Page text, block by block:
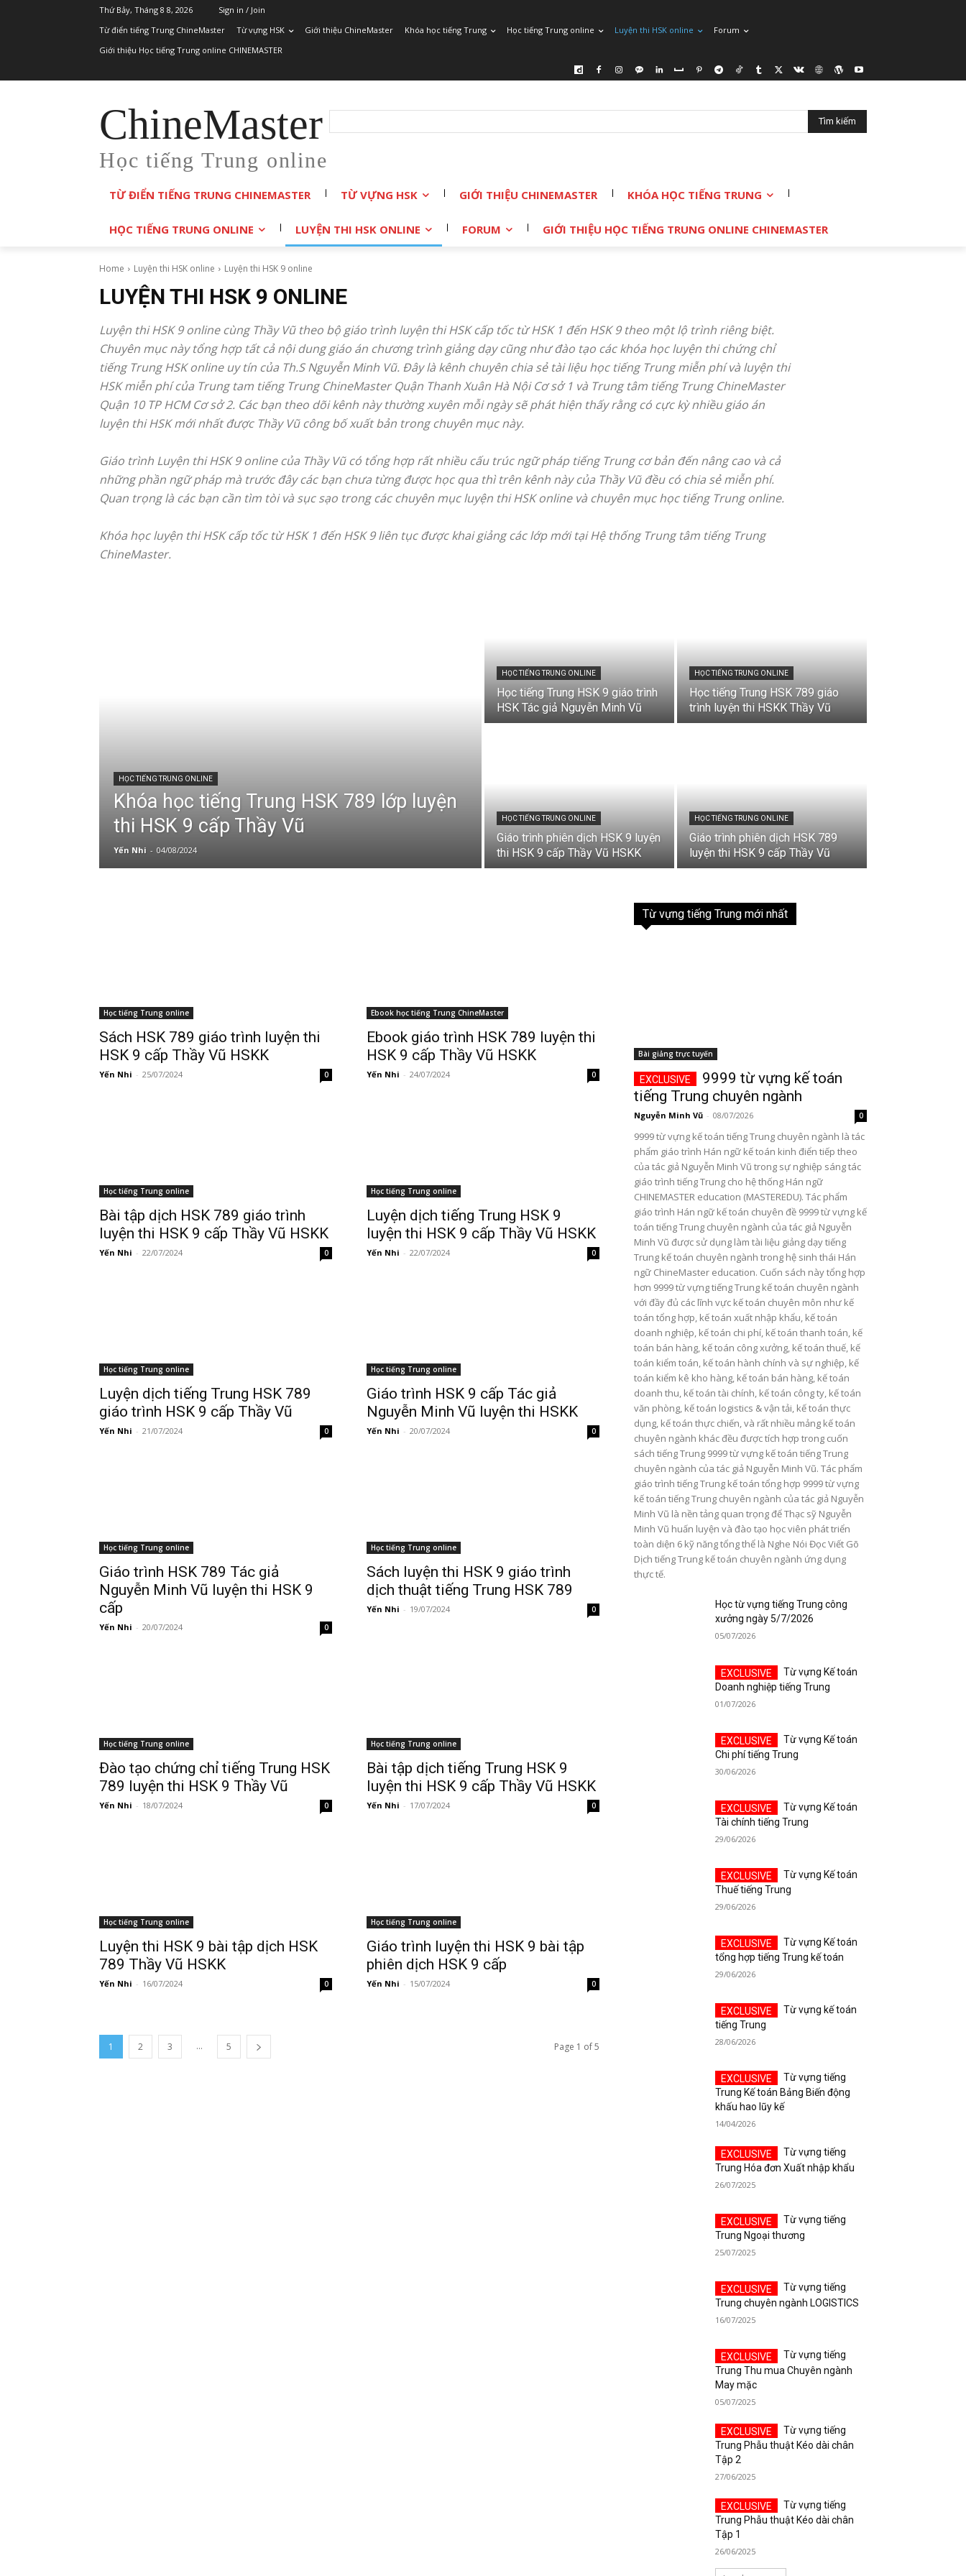
Thứ Bảy, Tháng 8 8, 2026
Sign in / Join
Từ điển tiếng Trung ChineMaster
Từ vựng HSK Giới thiệu ChineMaster Khóa học tiếng Trung Học tiếng Trung online Luyện thi HSK online
Forum
Giới thiệu Học tiếng Trung online CHINEMASTER
ChineMaster
Học tiếng Trung online
Tìm kiếm
TỪ ĐIỂN TIẾNG TRUNG CHINEMASTER TỪ VỰNG HSK GIỚI THIỆU CHINEMASTER KHÓA HỌC TIẾNG TRUNG
HỌC TIẾNG TRUNG ONLINE LUYỆN THI HSK ONLINE FORUM GIỚI THIỆU HỌC TIẾNG TRUNG ONLINE CHINEMASTER
Home Luyện thi HSK online Luyện thi HSK 9 online
LUYỆN THI HSK 9 ONLINE
Luyện thi HSK 9 online cùng Thầy Vũ theo bộ giáo trình luyện thi HSK cấp tốc từ HSK 1 đến HSK 9 theo một lộ trình riêng biệt.
Chuyên mục này tổng hợp tất cả nội dung giáo án chương trình giảng dạy cũng như đào tạo các khóa học luyện thi chứng chỉ
tiếng Trung HSK online uy tín của Th.S Nguyễn Minh Vũ. Đây là kênh chuyên chia sẻ tài liệu học tiếng Trung miễn phí và luyện thi
HSK miễn phí của Trung tam tiếng Trung ChineMaster Quận Thanh Xuân Hà Nội Cơ sở 1 và Trung tâm tiếng Trung ChineMaster
Quận 10 TP HCM Cơ sở 2. Các bạn theo dõi kênh này thường xuyên mỗi ngày sẽ phát hiện thấy rằng có cực kỳ nhiều giáo án
luyện thi HSK mới nhất được Thầy Vũ công bố xuất bản trong chuyên mục này.
Giáo trình Luyện thi HSK 9 online của Thầy Vũ có tổng hợp rất nhiều cấu trúc ngữ pháp tiếng Trung cơ bản đến nâng cao và cả
những phần ngữ pháp mà trước đây các bạn chưa từng được học qua thì trên kênh này của Thầy Vũ đều có chia sẻ miễn phí.
Quan trọng là các bạn cần tìm tòi và sục sạo trong các chuyên mục luyện thi HSK online và chuyên mục học tiếng Trung online.
Khóa học luyện thi HSK cấp tốc từ HSK 1 đến HSK 9 liên tục được khai giảng các lớp mới tại Hệ thống Trung tâm tiếng Trung
ChineMaster.
HỌC TIẾNG TRUNG ONLINE
Khóa học tiếng Trung HSK 789 lớp luyện
thi HSK 9 cấp Thầy Vũ
Yến Nhi - 04/08/2024
HỌC TIẾNG TRUNG ONLINE
Học tiếng Trung HSK 9 giáo trình
HSK Tác giả Nguyễn Minh Vũ
HỌC TIẾNG TRUNG ONLINE
Học tiếng Trung HSK 789 giáo
trình luyện thi HSKK Thầy Vũ
HỌC TIẾNG TRUNG ONLINE
Giáo trình phiên dịch HSK 9 luyện
thi HSK 9 cấp Thầy Vũ HSKK
HỌC TIẾNG TRUNG ONLINE
Giáo trình phiên dịch HSK 789
luyện thi HSK 9 cấp Thầy Vũ
Học tiếng Trung online
Sách HSK 789 giáo trình luyện thi
HSK 9 cấp Thầy Vũ HSKK
Yến Nhi - 25/07/2024 0
Ebook học tiếng Trung ChineMaster
Ebook giáo trình HSK 789 luyện thi
HSK 9 cấp Thầy Vũ HSKK
Yến Nhi - 24/07/2024 0
Học tiếng Trung online
Bài tập dịch HSK 789 giáo trình
luyện thi HSK 9 cấp Thầy Vũ HSKK
Yến Nhi - 22/07/2024 0
Học tiếng Trung online
Luyện dịch tiếng Trung HSK 9
luyện thi HSK 9 cấp Thầy Vũ HSKK
Yến Nhi - 22/07/2024 0
Học tiếng Trung online
Luyện dịch tiếng Trung HSK 789
giáo trình HSK 9 cấp Thầy Vũ
Yến Nhi - 21/07/2024 0
Học tiếng Trung online
Giáo trình HSK 9 cấp Tác giả
Nguyễn Minh Vũ luyện thi HSKK
Yến Nhi - 20/07/2024 0
Học tiếng Trung online
Giáo trình HSK 789 Tác giả
Nguyễn Minh Vũ luyện thi HSK 9
cấp
Yến Nhi - 20/07/2024 0
Học tiếng Trung online
Sách luyện thi HSK 9 giáo trình
dịch thuật tiếng Trung HSK 789
Yến Nhi - 19/07/2024 0
Học tiếng Trung online
Đào tạo chứng chỉ tiếng Trung HSK
789 luyện thi HSK 9 Thầy Vũ
Yến Nhi - 18/07/2024 0
Học tiếng Trung online
Bài tập dịch tiếng Trung HSK 9
luyện thi HSK 9 cấp Thầy Vũ HSKK
Yến Nhi - 17/07/2024 0
Học tiếng Trung online
Luyện thi HSK 9 bài tập dịch HSK
789 Thầy Vũ HSKK
Yến Nhi - 16/07/2024 0
Học tiếng Trung online
Giáo trình luyện thi HSK 9 bài tập
phiên dịch HSK 9 cấp
Yến Nhi - 15/07/2024 0
1 2 3 ... 5 Page 1 of 5
Từ vựng tiếng Trung mới nhất
Bài giảng trực tuyến
9999 từ vựng kế toán
tiếng Trung chuyên ngành
Nguyễn Minh Vũ - 08/07/2026 0
9999 từ vựng kế toán tiếng Trung chuyên ngành là tác
phẩm giáo trình Hán ngữ kế toán kinh điển tiếp theo
của tác giả Nguyễn Minh Vũ trong sự nghiệp sáng tác
giáo trình tiếng Trung cho hệ thống Hán ngữ
CHINEMASTER education (MASTEREDU). Tác phẩm
giáo trình Hán ngữ kế toán chuyên đề 9999 từ vựng kế
toán tiếng Trung chuyên ngành của tác giả Nguyễn
Minh Vũ được sử dụng làm tài liệu giảng dạy tiếng
Trung kế toán chuyên ngành trong hệ sinh thái Hán
ngữ ChineMaster education. Cuốn sách này tổng hợp
hơn 9999 từ vựng tiếng Trung kế toán chuyên ngành
với đầy đủ các lĩnh vực kế toán chuyên môn như kế
toán tổng hợp, kế toán xuất nhập khẩu, kế toán
doanh nghiệp, kế toán chi phí, kế toán thanh toán, kế
toán bán hàng, kế toán công xưởng, kế toán thuế, kế
toán kiểm toán, kế toán hành chính và sự nghiệp, kế
toán kiểm kê kho hàng, kế toán bán hàng, kế toán
doanh thu, kế toán tài chính, kế toán công ty, kế toán
văn phòng, kế toán logistics & vận tải, kế toán thực
dụng, kế toán thực chiến, và rất nhiều mảng kế toán
chuyên ngành khác đều được tích hợp trong cuốn
sách tiếng Trung 9999 từ vựng kế toán tiếng Trung
chuyên ngành của tác giả Nguyễn Minh Vũ. Tác phẩm
giáo trình tiếng Trung kế toán tổng hợp 9999 từ vựng
kế toán tiếng Trung chuyên ngành của tác giả Nguyễn
Minh Vũ là nền tảng quan trọng để Thạc sỹ Nguyễn
Minh Vũ huấn luyện và đào tạo học viên phát triển
toàn diện 6 kỹ năng tổng thể là Nghe Nói Đọc Viết Gõ
Dịch tiếng Trung kế toán chuyên ngành ứng dụng
thực tế.
Học từ vựng tiếng Trung công
xưởng ngày 5/7/2026
05/07/2026
Từ vựng Kế toán
Doanh nghiệp tiếng Trung
01/07/2026
Từ vựng Kế toán
Chi phí tiếng Trung
30/06/2026
Từ vựng Kế toán
Tài chính tiếng Trung
29/06/2026
Từ vựng Kế toán
Thuế tiếng Trung
29/06/2026
Từ vựng Kế toán
tổng hợp tiếng Trung kế toán
29/06/2026
Từ vựng kế toán
tiếng Trung
28/06/2026
Từ vựng tiếng
Trung Kế toán Bảng Biến động
khấu hao lũy kế
14/04/2026
Từ vựng tiếng
Trung Hóa đơn Xuất nhập khẩu
26/07/2025
Từ vựng tiếng
Trung Ngoại thương
25/07/2025
Từ vựng tiếng
Trung chuyên ngành LOGISTICS
16/07/2025
Từ vựng tiếng
Trung Thu mua Chuyên ngành
May mặc
05/07/2025
Từ vựng tiếng
Trung Phẫu thuật Kéo dài chân
Tập 2
27/06/2025
Từ vựng tiếng
Trung Phẫu thuật Kéo dài chân
Tập 1
26/06/2025